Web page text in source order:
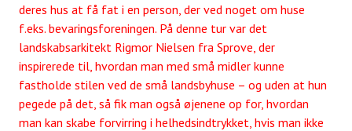
deres hus at få fat i en person, der ved noget om huse
f.eks. bevaringsforeningen. På denne tur var det
landskabsarkitekt Rigmor Nielsen fra Sprove, der
inspirerede til, hvordan man med små midler kunne
fastholde stilen ved de små landsbyhuse – og uden at hun
pegede på det, så fik man også øjenene op for, hvordan
man kan skabe forvirring i helhedsindtrykket, hvis man ikke